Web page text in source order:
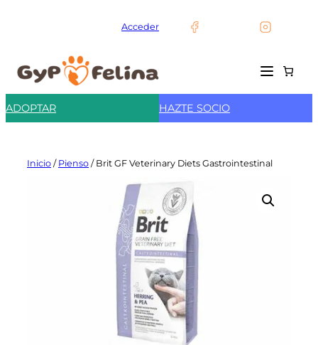
Acceder
ADOPTAR HAZTE SOCIO
Inicio / Pienso / Brit GF Veterinary Diets Gastrointestinal